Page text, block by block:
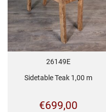
26149E
Sidetable Teak 1,00 m
€699,00